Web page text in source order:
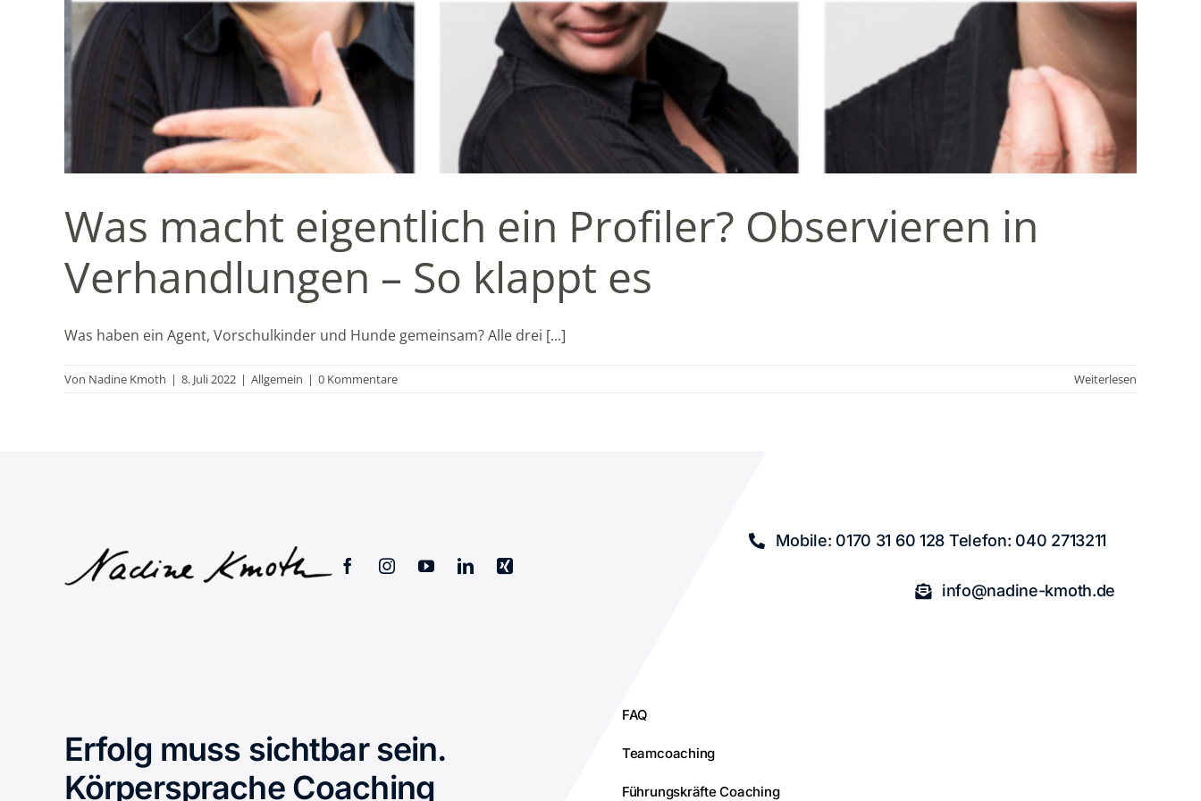
Was macht eigentlich ein Profiler? Observieren in
Verhandlungen – So klappt es
Was haben ein Agent, Vorschulkinder und Hunde gemeinsam? Alle drei [...]
Von Nadine Kmoth | 8. Juli 2022 | Allgemein | 0 Kommentare Weiterlesen
Mobile: 0170 31 60 128 Telefon: 040 2713211
info@nadine-kmoth.de
Erfolg muss sichtbar sein.
Körpersprache Coaching
FAQ
Teamcoaching
Führungskräfte Coaching